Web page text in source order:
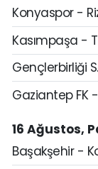
Konyaspor -
Kasımpaşa -
Gençlerbirliği
Gaziantep FK
16 Ağustos,
Başakşehir -